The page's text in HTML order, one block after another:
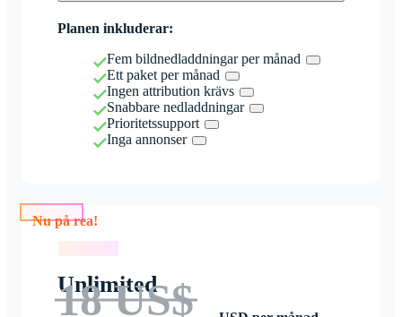
Planen inkluderar:
Fem bildnedladdningar per månad
Ett paket per månad
Ingen attribution krävs
Snabbare nedladdningar
Prioritetssupport
Inga annonser
Nu på rea!
Unlimited
18 US$